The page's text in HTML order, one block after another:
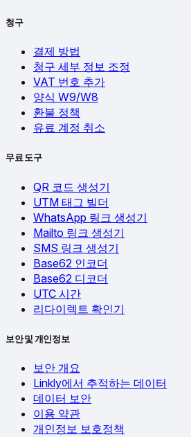
청구
결제 방법
청구 세부 정보 조정
VAT 번호 추가
양식 W9/W8
환불 정책
유료 계정 취소
무료 도구
QR 코드 생성기
UTM 태그 빌더
WhatsApp 링크 생성기
Mailto 링크 생성기
SMS 링크 생성기
Base62 인코더
Base62 디코더
UTC 시간
리다이렉트 확인기
보안 및 개인정보
보안 개요
Linkly에서 추적하는 데이터
데이터 보안
이용 약관
개인정보 보호정책